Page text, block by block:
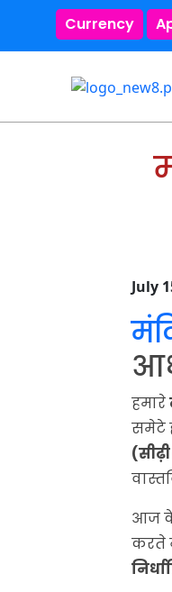
Currency
July
हमारे
समेटे
आज
करते